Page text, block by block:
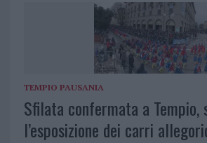
TEMPIO PAUSANIA
Sfilata confermata a Tempio,
l’esposizione dei carri